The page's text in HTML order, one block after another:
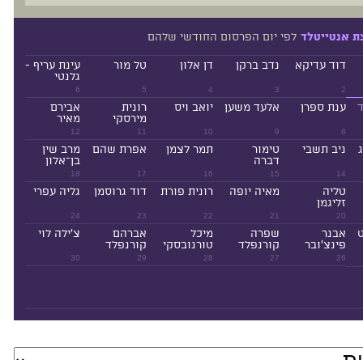
אנטייטלד לפי יום הפרסום החודשי שלהם
2
דוד עדיקא
3
נדב ברקן
4
דן אלון
5
טל מור
6
עינת עריף -
גלנטי
8
ענת ספרן
9
אלעד משען
10
יואב ויס
11
רונית
מירסקי
12
אבירם
מאיר
14
ניב תשבי
15
טימור
דברה
16
תמר לצמן
17
אפרת שהם
18
מרב שין
בן־אלון
20
טליה
זליגמן
21
מאיה יופה
22
רונית פורת
23
דוד גרוסמן
24
גליה עפרי
26
אבנר
פינצ'ובר
27
שפרה
קורנפלד
28
מיכל
טורנובסקי
29
אברהם
קורנפלד
30
צ'ילה לוי